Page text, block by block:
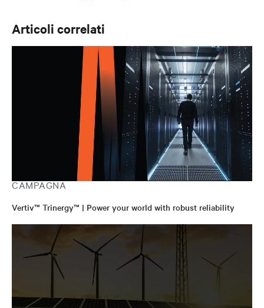
Articoli correlati
CAMPAGNA
Vertiv™ Trinergy™ | Power your world with robust reliability